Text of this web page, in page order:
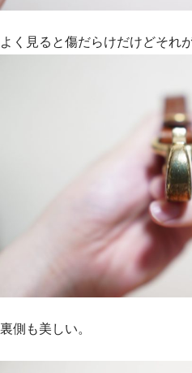
よく見ると傷だらけだけどそれ
裏側も美しい。